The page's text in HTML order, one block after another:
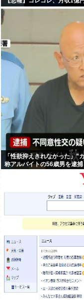
「性欲抑えきれなかった」”
称アルバイトの56歳男を逮捕